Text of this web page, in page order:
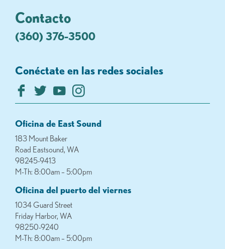
Contacto
(360) 376-3500
Conéctate en las redes sociales
Oficina de East Sound
183 Mount Baker
Road Eastsound, WA
98245-9413
M-Th: 8:00am – 5:00pm
Oficina del puerto del viernes
1034 Guard Street
Friday Harbor, WA
98250-9240
M-Th: 8:00am – 5:00pm